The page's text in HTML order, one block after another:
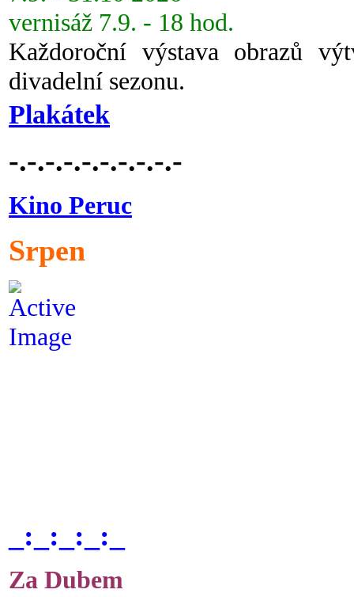
vernisáž 7.9. - 18 hod.
Každoroční výstava obrazů
divadelní sezonu.
Plakátek
-.-.-.-.-.-.-.-.-.-
Kino Peruc
Srpen
_:_:_:_:_
Za Dubem